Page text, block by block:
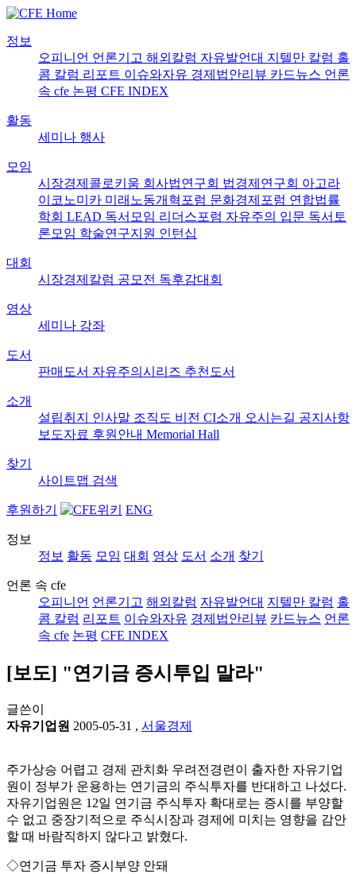
정보
오피니언 언론기고 해외칼럼 자유발언대 지텔만 칼럼 홀
콤 칼럼 리포트 이슈와자유 경제법안리뷰 카드뉴스 언론
속 cfe 논평 CFE INDEX
활동
세미나 행사
모임
시장경제콜로키움 회사법연구회 법경제연구회 아고라
이코노미카 미래노동개혁포럼 문화경제포럼 연합법률
학회 LEAD 독서모임 리더스포럼 자유주의 입문 독서토
론모임 학술연구지원 인턴십
대회
시장경제칼럼 공모전 독후감대회
영상
세미나 강좌
도서
판매도서 자유주의시리즈 추천도서
소개
설립취지 인사말 조직도 비전 CI소개 오시는길 공지사항
보도자료 후원안내 Memorial Hall
찾기
사이트맵 검색
후원하기 ENG
정보
정보 활동 모임 대회 영상 도서 소개 찾기
언론 속 cfe
오피니언 언론기고 해외칼럼 자유발언대 지텔만 칼럼 홀
콤 칼럼 리포트 이슈와자유 경제법안리뷰 카드뉴스 언론
속 cfe 논평 CFE INDEX
[보도] "연기금 증시투입 말라"
글쓴이
자유기업원 2005-05-31 , 서울경제
주가상승 어렵고 경제 관치화 우려전경련이 출자한 자유기업
원이 정부가 운용하는 연기금의 주식투자를 반대하고 나섰다.
자유기업원은 12일 연기금 주식투자 확대로는 증시를 부양할
수 없고 중장기적으로 주식시장과 경제에 미치는 영향을 감안
할 때 바람직하지 않다고 밝혔다.
◇연기금 투자 증시부양 안돼